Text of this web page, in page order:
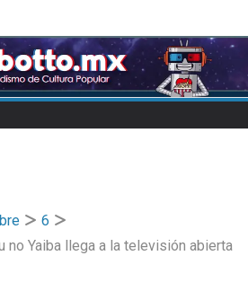
6
no Yaiba llega a la televisión abierta